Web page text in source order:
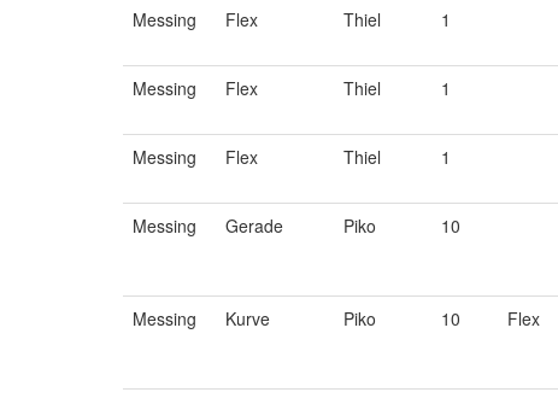
Messing
Flex Thiel 1
Messing Flex Thiel 1
Messing Flex Thiel 1
Messing Gerade Piko 10
Messing Kurve Piko 10 Flex